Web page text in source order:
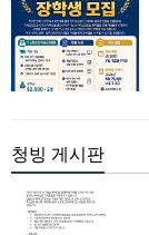
청빙 게시판